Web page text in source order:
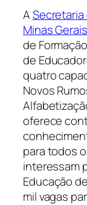
ASecretaria
Minas
de
de
quatro
Novos
oferece
para todos
interessam
Educação
mil vagas